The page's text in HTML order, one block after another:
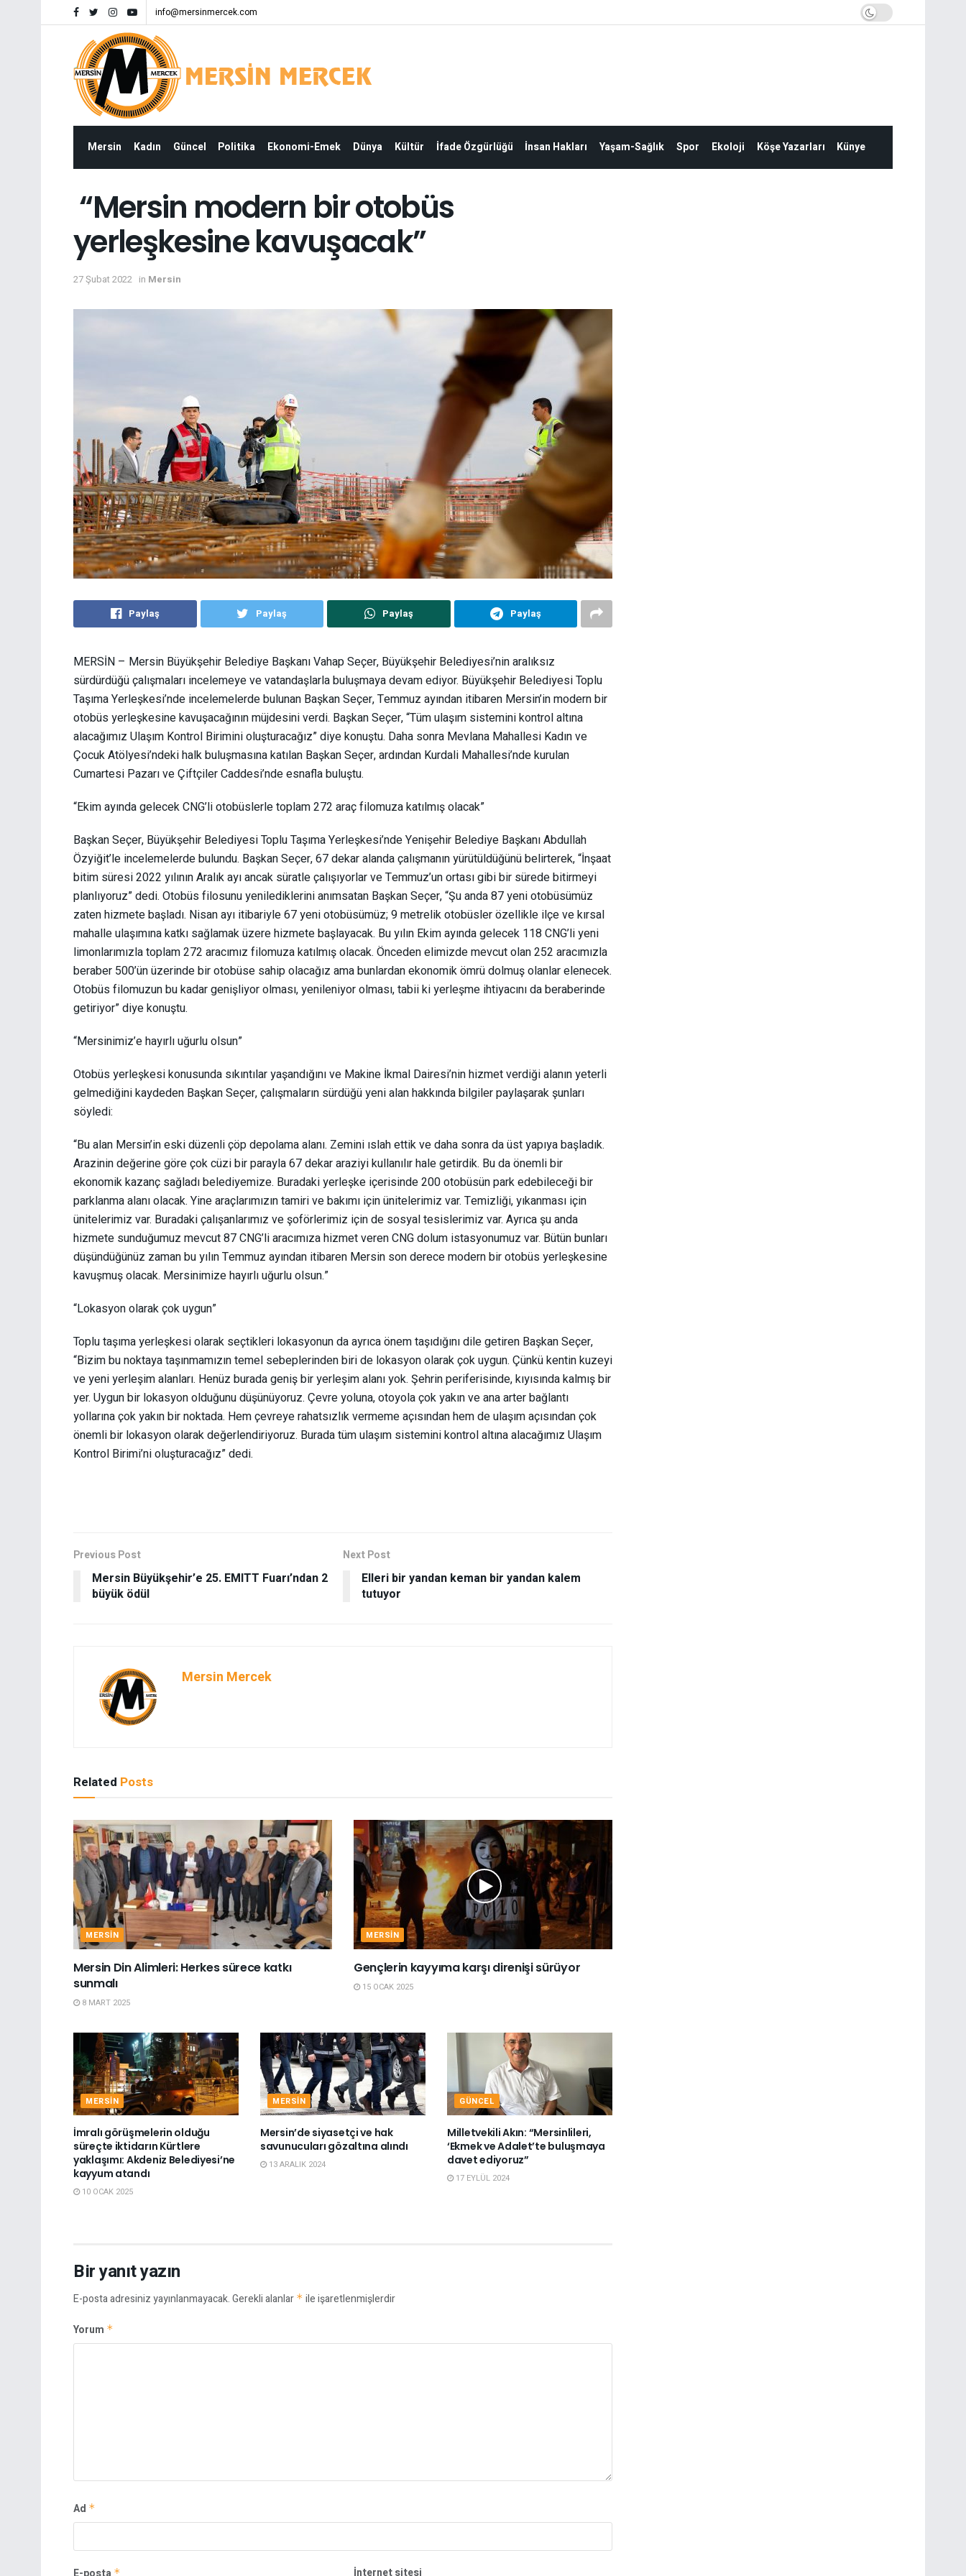
info@mersinmercek.com
Mersin Kadın Güncel Politika Ekonomi-Emek Dünya Kültür İfade Özgürlüğü İnsan Hakları Yaşam-Sağlık Spor Ekoloji Köşe Yazarları Künye
“Mersin modern bir otobüs
yerleşkesine kavuşacak”
27 Şubat 2022 in Mersin
Paylaş Paylaş Paylaş Paylaş
MERSİN – Mersin Büyükşehir Belediye Başkanı Vahap Seçer, Büyükşehir Belediyesi’nin aralıksız
sürdürdüğü çalışmaları incelemeye ve vatandaşlarla buluşmaya devam ediyor. Büyükşehir Belediyesi Toplu
Taşıma Yerleşkesi’nde incelemelerde bulunan Başkan Seçer, Temmuz ayından itibaren Mersin’in modern bir
otobüs yerleşkesine kavuşacağının müjdesini verdi. Başkan Seçer, “Tüm ulaşım sistemini kontrol altına
alacağımız Ulaşım Kontrol Birimini oluşturacağız” diye konuştu. Daha sonra Mevlana Mahallesi Kadın ve
Çocuk Atölyesi’ndeki halk buluşmasına katılan Başkan Seçer, ardından Kurdali Mahallesi’nde kurulan
Cumartesi Pazarı ve Çiftçiler Caddesi’nde esnafla buluştu.
“Ekim ayında gelecek CNG’li otobüslerle toplam 272 araç filomuza katılmış olacak”
Başkan Seçer, Büyükşehir Belediyesi Toplu Taşıma Yerleşkesi’nde Yenişehir Belediye Başkanı Abdullah
Özyiğit’le incelemelerde bulundu. Başkan Seçer, 67 dekar alanda çalışmanın yürütüldüğünü belirterek, “İnşaat
bitim süresi 2022 yılının Aralık ayı ancak süratle çalışıyorlar ve Temmuz’un ortası gibi bir sürede bitirmeyi
planlıyoruz” dedi. Otobüs filosunu yenilediklerini anımsatan Başkan Seçer, “Şu anda 87 yeni otobüsümüz
zaten hizmete başladı. Nisan ayı itibariyle 67 yeni otobüsümüz; 9 metrelik otobüsler özellikle ilçe ve kırsal
mahalle ulaşımına katkı sağlamak üzere hizmete başlayacak. Bu yılın Ekim ayında gelecek 118 CNG’li yeni
limonlarımızla toplam 272 aracımız filomuza katılmış olacak. Önceden elimizde mevcut olan 252 aracımızla
beraber 500’ün üzerinde bir otobüse sahip olacağız ama bunlardan ekonomik ömrü dolmuş olanlar elenecek.
Otobüs filomuzun bu kadar genişliyor olması, yenileniyor olması, tabii ki yerleşme ihtiyacını da beraberinde
getiriyor” diye konuştu.
“Mersinimiz’e hayırlı uğurlu olsun”
Otobüs yerleşkesi konusunda sıkıntılar yaşandığını ve Makine İkmal Dairesi’nin hizmet verdiği alanın yeterli
gelmediğini kaydeden Başkan Seçer, çalışmaların sürdüğü yeni alan hakkında bilgiler paylaşarak şunları
söyledi:
“Bu alan Mersin’in eski düzenli çöp depolama alanı. Zemini ıslah ettik ve daha sonra da üst yapıya başladık.
Arazinin değerine göre çok cüzi bir parayla 67 dekar araziyi kullanılır hale getirdik. Bu da önemli bir
ekonomik kazanç sağladı belediyemize. Buradaki yerleşke içerisinde 200 otobüsün park edebileceği bir
parklanma alanı olacak. Yine araçlarımızın tamiri ve bakımı için ünitelerimiz var. Temizliği, yıkanması için
ünitelerimiz var. Buradaki çalışanlarımız ve şoförlerimiz için de sosyal tesislerimiz var. Ayrıca şu anda
hizmete sunduğumuz mevcut 87 CNG’li aracımıza hizmet veren CNG dolum istasyonumuz var. Bütün bunları
düşündüğünüz zaman bu yılın Temmuz ayından itibaren Mersin son derece modern bir otobüs yerleşkesine
kavuşmuş olacak. Mersinimize hayırlı uğurlu olsun.”
“Lokasyon olarak çok uygun”
Toplu taşıma yerleşkesi olarak seçtikleri lokasyonun da ayrıca önem taşıdığını dile getiren Başkan Seçer,
“Bizim bu noktaya taşınmamızın temel sebeplerinden biri de lokasyon olarak çok uygun. Çünkü kentin kuzeyi
ve yeni yerleşim alanları. Henüz burada geniş bir yerleşim alanı yok. Şehrin periferisinde, kıyısında kalmış bir
yer. Uygun bir lokasyon olduğunu düşünüyoruz. Çevre yoluna, otoyola çok yakın ve ana arter bağlantı
yollarına çok yakın bir noktada. Hem çevreye rahatsızlık vermeme açısından hem de ulaşım açısından çok
önemli bir lokasyon olarak değerlendiriyoruz. Burada tüm ulaşım sistemini kontrol altına alacağımız Ulaşım
Kontrol Birimi’ni oluşturacağız” dedi.
Previous Post
Mersin Büyükşehir’e 25. EMITT Fuarı’ndan 2
büyük ödül
Next Post
Elleri bir yandan keman bir yandan kalem
tutuyor
Mersin Mercek
Related Posts
MERSIN
Mersin Din Alimleri: Herkes sürece katkı
sunmalı
8 MART 2025
MERSIN
Gençlerin kayyıma karşı direnişi sürüyor
15 OCAK 2025
MERSIN
İmralı görüşmelerin olduğu
süreçte iktidarın Kürtlere
yaklaşımı: Akdeniz Belediyesi’ne
kayyum atandı
10 OCAK 2025
MERSIN
Mersin’de siyasetçi ve hak
savunucuları gözaltına alındı
13 ARALIK 2024
GÜNCEL
Milletvekili Akın: “Mersinlileri,
‘Ekmek ve Adalet’te buluşmaya
davet ediyoruz”
17 EYLÜL 2024
Bir yanıt yazın
E-posta adresiniz yayınlanmayacak.Gerekli alanlar * ile işaretlenmişlerdir
Yorum *
Ad *
* İnternet sitesi